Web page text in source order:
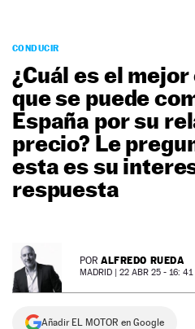
PODCAST
MOTOS
TECNOLOGÍA
SUPERCOCHES
MOTORTV
PREMIOS
SERVICIOS
SÍGUENOS
CONDUCIR
¿Cuál es el
que se puede
España por su
precio? Le
esta es su
respuesta
POR ALFREDO RUEDA
MADRID | 22 ABR 25 - 16: 41
Añadir EL MOTOR en Google